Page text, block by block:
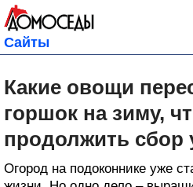
Сайты
Какие овощи
горшок на зиму,
продолжить сбор
Огород на подоконнике уже